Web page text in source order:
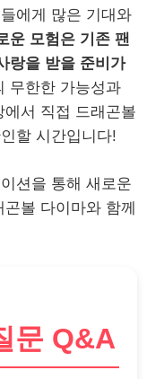
에게 많은 기대와
운 모험은 기존 팬
랑을 받을 준비가
무한한 가능성과
서 직접 드래곤볼
할 시간입니다!
션을 통해 새로운
볼 다이마와 함께
문 Q&A